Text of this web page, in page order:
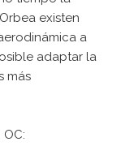
existen
a
adaptar la
más
OC: